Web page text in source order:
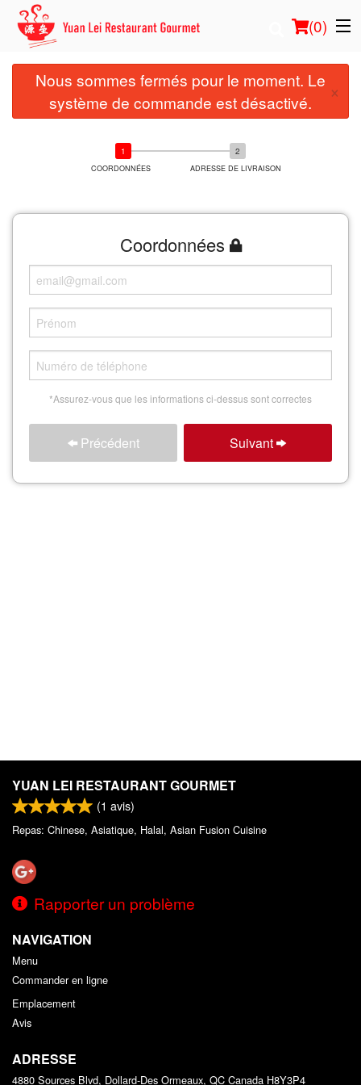
(0)
Commander en ligne
Inscription
Panier (0)
Nous sommes fermés pour le moment. Le
système de commande est désactivé.
×
COORDONNÉES ADRESSE DE LIVRAISON
Coordonnées
*Assurez-vous que les informations ci-dessus sont correctes
Précédent Suivant
YUAN LEI RESTAURANT GOURMET
(1 avis)
Repas: Chinese, Asiatique, Halal, Asian Fusion Cuisine
Rapporter un problème
NAVIGATION
Menu
Commander en ligne
Emplacement
Avis
ADRESSE
4880 Sources Blvd, Dollard-Des Ormeaux, QC Canada H8Y3P4